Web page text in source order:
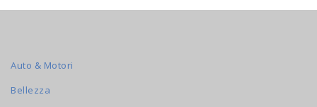
Auto & Motori
Bellezza